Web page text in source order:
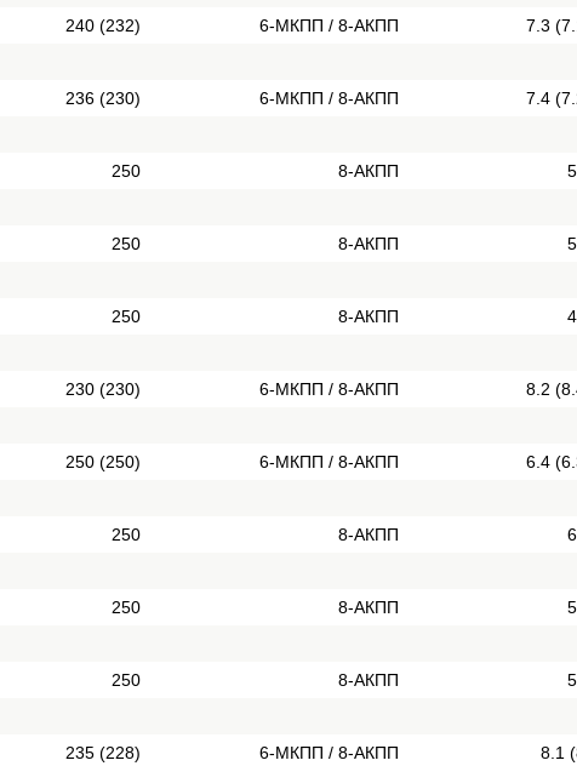
240 (232) 6-МКПП / 8-АКПП 7.3
236 (230) 6-МКПП / 8-АКПП 7.4
250 8-АКПП
250 8-АКПП
250 8-АКПП
230 (230) 6-МКПП / 8-АКПП 8.2
250 (250) 6-МКПП / 8-АКПП 6.4
250 8-АКПП
250 8-АКПП
250 8-АКПП
235 (228) 6-МКПП / 8-АКПП 8.1